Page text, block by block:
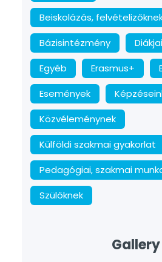
Beiskolázás,
Bázisintézmény
Egyéb
Erasmus+
Események
Közvéleménynek
Külföldi szakmai gyakorlat
Pedagógiai, szakmai
Szülőknek
Gallery